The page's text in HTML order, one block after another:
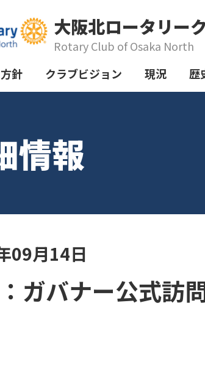
大阪北ロータリー
Rotary Club of Osaka North
針
クラブビジョン 現況 歴
情報
09月14日
ガバナー公式訪